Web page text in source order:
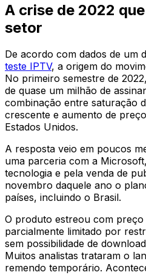
A crise de 2022
setor
De acordo com dados de um
teste IPTV, a origem do
No primeiro semestre de
de quase um milhão de
combinação entre saturação
crescente e aumento de
Estados Unidos.
A resposta veio em poucos
uma parceria com a
tecnologia e pela venda de
novembro daquele ano o
países, incluindo o Brasil.
O produto estreou com
parcialmente limitado por
sem possibilidade de
Muitos analistas trataram o
remendo temporário.